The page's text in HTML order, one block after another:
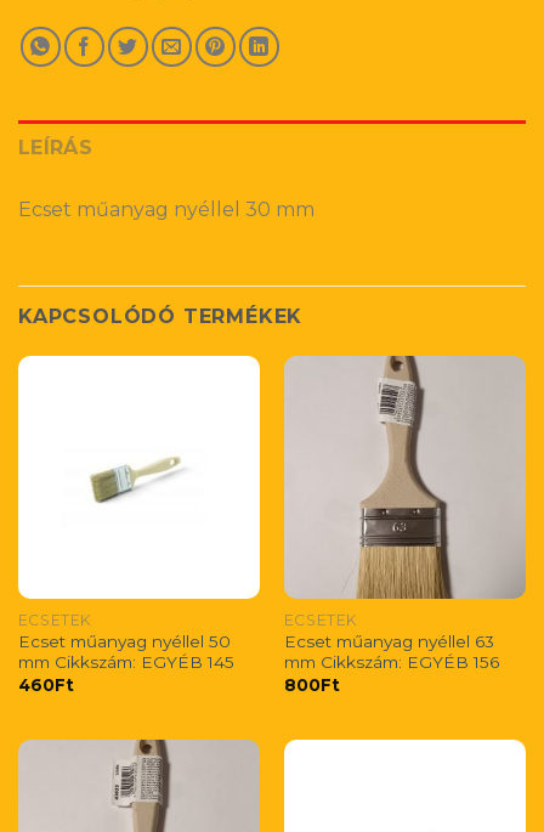
LEÍRÁS
Ecset műanyag nyéllel 30 mm
KAPCSOLÓDÓ TERMÉKEK
ECSETEK
Ecset műanyag nyéllel 50
mm Cikkszám: EGYÉB 145
460Ft
ECSETEK
Ecset műanyag nyéllel 63
mm Cikkszám: EGYÉB 156
800Ft